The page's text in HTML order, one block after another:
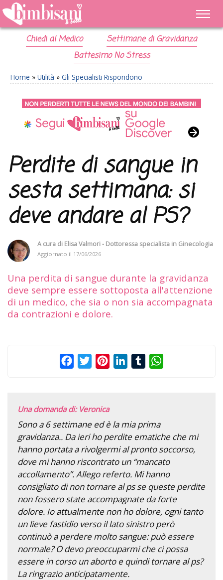
Chiedi al Medico
Settimane di Gravidanza
Battesimo No Stress
Home » Utilità » Gli Specialisti Rispondono
Perdite di sangue in
sesta settimana: si
deve andare al PS?
A cura di Elisa Valmori - Dottoressa specialista in Ginecologia
Aggiornato il 17/06/2026
Una perdita di sangue durante la gravidanza
deve sempre essere sottoposta all'attenzione
di un medico, che sia o non sia accompagnata
da contrazioni e dolore.
FacebookTwitterPinterestLinkedInTumblr
Una domanda di: Veronica
Sono a 6 settimane ed è la mia prima
gravidanza.. Da ieri ho perdite ematiche che mi
hanno portata a rivolgermi al pronto soccorso,
dove mi hanno riscontrato un “mancato
accollamento”. Allego referto. Mi hanno
consigliato di non tornare al ps se queste perdite
non fossero state accompagnate da forte
dolore. Io attualmente non ho dolore, ogni tanto
un lieve fastidio verso il lato sinistro però
continuò a perdere molto sangue: può essere
normale? O devo preoccuparmi che ci possa
essere in corso un aborto e quindi tornare al ps?
La ringrazio anticipatamente.